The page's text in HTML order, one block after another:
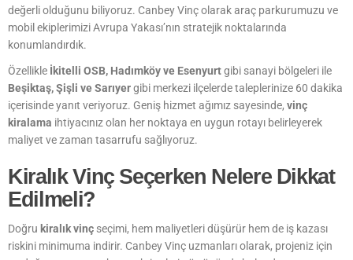
değerli olduğunu biliyoruz. Canbey Vinç olarak araç parkurumuzu ve
mobil ekiplerimizi Avrupa Yakası’nın stratejik noktalarında
konumlandırdık.
Özellikle İkitelli OSB, Hadımköy ve Esenyurtgibi sanayi bölgeleri ile
Beşiktaş, Şişli ve Sarıyergibi merkezi ilçelerde taleplerinize 60 dakika
içerisinde yanıt veriyoruz. Geniş hizmet ağımız sayesinde, vinç
kiralama ihtiyacınız olan her noktaya en uygun rotayı belirleyerek
maliyet ve zaman tasarrufu sağlıyoruz.
Kiralık Vinç Seçerken Nelere Dikkat
Edilmeli?
Doğru kiralık vinç seçimi, hem maliyetleri düşürür hem de iş kazası
riskini minimuma indirir. Canbey Vinç uzmanları olarak, projeniz için